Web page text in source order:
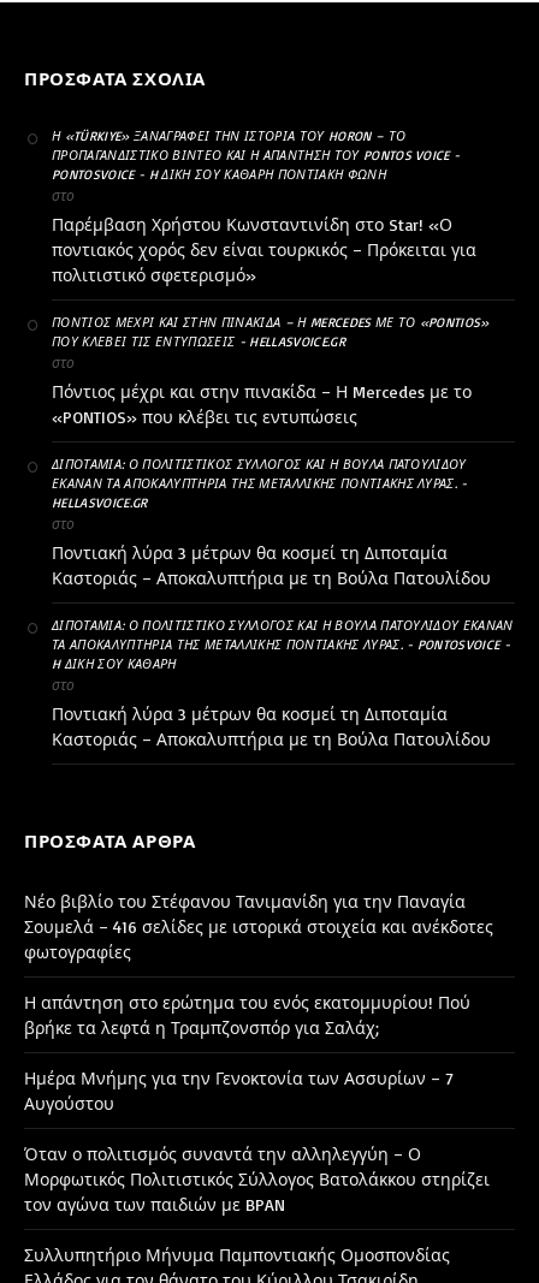
ΠΡΌΣΦΑΤΑ ΣΧΌΛΙΑ
Η «TÜRKIYE» ΞΑΝΑΓΡΆΦΕΙ ΤΗΝ ΙΣΤΟΡΊΑ ΤΟΥ HORON – ΤΟ
ΠΡΟΠΑΓΑΝΔΙΣΤΙΚΌ ΒΊΝΤΕΟ ΚΑΙ Η ΑΠΆΝΤΗΣΗ ΤΟΥ PONTOS VOICE -
PONTOSVOICE - H ΔΙΚΉ ΣΟΥ ΚΑΘΑΡΗ ΠΟΝΤΙΑΚΉ ΦΩΝΉ
στο
Παρέμβαση Χρήστου Κωνσταντινίδη στο Star! «Ο
ποντιακός χορός δεν είναι τουρκικός – Πρόκειται για
πολιτιστικό σφετερισμό»
ΠΌΝΤΙΟΣ ΜΈΧΡΙ ΚΑΙ ΣΤΗΝ ΠΙΝΑΚΊΔΑ – Η MERCEDES ΜΕ ΤΟ «PONTIOS»
ΠΟΥ ΚΛΈΒΕΙ ΤΙΣ ΕΝΤΥΠΏΣΕΙΣ - HELLASVOICE.GR
στο
Πόντιος μέχρι και στην πινακίδα – Η Mercedes με το
«PONTIOS» που κλέβει τις εντυπώσεις
ΔΙΠΟΤΑΜΊΑ: Ο ΠΟΛΙΤΙΣΤΙΚΌΣ ΣΎΛΛΟΓΟΣ ΚΑΙ Η ΒΟΎΛΑ ΠΑΤΟΥΛΊΔΟΥ
ΈΚΑΝΑΝ ΤΑ ΑΠΟΚΑΛΥΠΤΉΡΙΑ ΤΗΣ ΜΕΤΑΛΛΙΚΉΣ ΠΟΝΤΙΑΚΉΣ ΛΎΡΑΣ. -
HELLASVOICE.GR
στο
Ποντιακή λύρα 3 μέτρων θα κοσμεί τη Διποταμία
Καστοριάς – Αποκαλυπτήρια με τη Βούλα Πατουλίδου
ΔΙΠΟΤΑΜΊΑ: Ο ΠΟΛΙΤΙΣΤΙΚΌ ΣΎΛΛΟΓΟΣ ΚΑΙ Η ΒΟΎΛΑ ΠΑΤΟΥΛΊΔΟΥ ΈΚΑΝΑΝ
ΤΑ ΑΠΟΚΑΛΥΠΤΉΡΙΑ ΤΗΣ ΜΕΤΑΛΛΙΚΉΣ ΠΟΝΤΙΑΚΉΣ ΛΎΡΑΣ. - PONTOSVOICE -
H ΔΙΚΉ ΣΟΥ ΚΑΘΑΡΗ
στο
Ποντιακή λύρα 3 μέτρων θα κοσμεί τη Διποταμία
Καστοριάς – Αποκαλυπτήρια με τη Βούλα Πατουλίδου
ΠΡΌΣΦΑΤΑ ΆΡΘΡΑ
Νέο βιβλίο του Στέφανου Τανιμανίδη για την Παναγία
Σουμελά – 416 σελίδες με ιστορικά στοιχεία και ανέκδοτες
φωτογραφίες
Η απάντηση στο ερώτημα του ενός εκατομμυρίου! Πού
βρήκε τα λεφτά η Τραμπζονσπόρ για Σαλάχ;
Ημέρα Μνήμης για την Γενοκτονία των Ασσυρίων – 7
Αυγούστου
Όταν ο πολιτισμός συναντά την αλληλεγγύη – Ο
Μορφωτικός Πολιτιστικός Σύλλογος Βατολάκκου στηρίζει
τον αγώνα των παιδιών με BPAN
Συλλυπητήριο Μήνυμα Παμποντιακής Ομοσπονδίας